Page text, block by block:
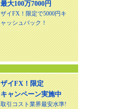
最大100万7000円
ザイFX！限定で5000円キ
ャッシュバック！
ザイFX！限定
キャンペーン実施中
取引コスト業界最安水準!